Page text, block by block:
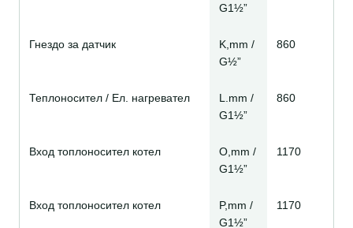
G1½”
Гнездо за датчик
K,mm /
G½”
860
Теплоносител / Ел. нагревател
L.mm /
G1½”
860
Вход топлоносител котел
O,mm /
G1½”
1170
Вход топлоносител котел
P,mm /
G1½”
1170